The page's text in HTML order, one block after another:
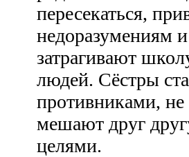
пересекаться,
недоразумениям
затрагивают
людей. Сёстры
противниками,
мешают друг
целями.